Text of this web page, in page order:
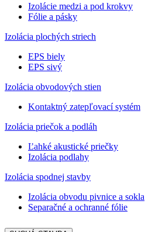
Izolácie medzi a pod krokvy
Fólie a pásky
Izolácia plochých striech
EPS biely
EPS sivý
Izolácia obvodových stien
Kontaktný zatepľovací systém
Izolácia priečok a podláh
Ľahké akustické priečky
Izolácia podlahy
Izolácia spodnej stavby
Izolácia obvodu pivnice a sokla
Separačné a ochranné fólie